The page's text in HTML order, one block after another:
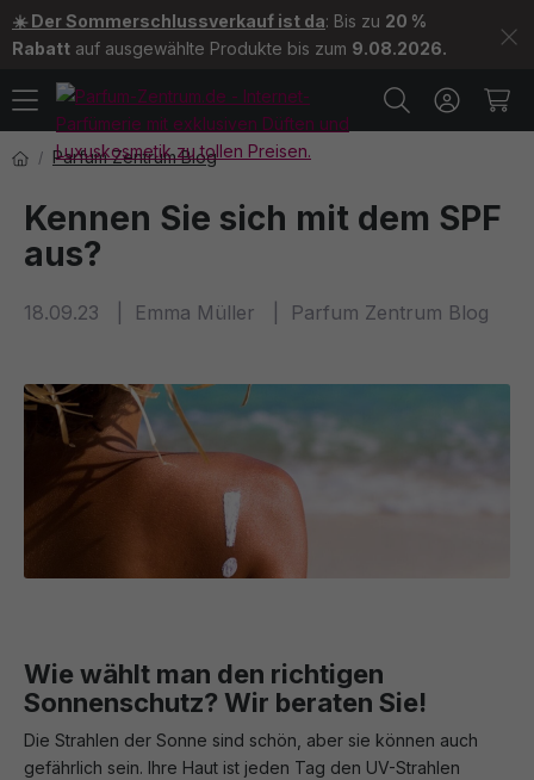
☀️ Der Sommerschlussverkauf ist da: Bis zu 20 %
Rabatt auf ausgewählte Produkte bis zum 9.08.2026.
Parfum Zentrum Blog
Kennen Sie sich mit dem SPF
aus?
18.09.23 Emma Müller Parfum Zentrum Blog
Wie wählt man den richtigen
Sonnenschutz? Wir beraten Sie!
Die Strahlen der Sonne sind schön, aber sie können auch
gefährlich sein. Ihre Haut ist jeden Tag den UV-Strahlen